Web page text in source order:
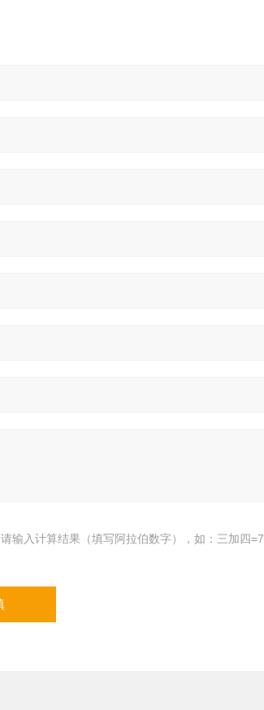
请输入计算结果（填写阿拉伯数字），如：三加四=7